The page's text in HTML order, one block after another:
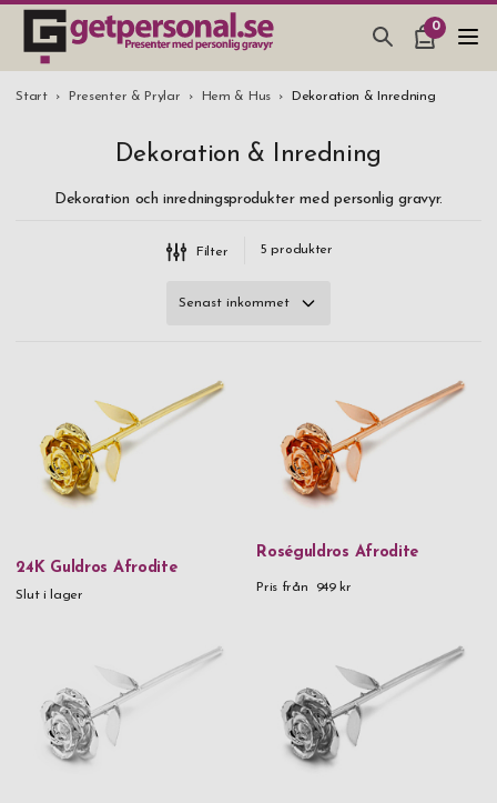
0
PRESENTER & PRYLAR
BRÖLLOPSPRESENT 2026
STUDENTPRESENT 2026
Start Presenter & Prylar Hem & Hus Dekoration & Inredning
Dekoration & Inredning
Dekoration och inredningsprodukter med personlig gravyr.
Filter 5 produkter
Varumärke
Love Rose
24K guldpläterad ros
Platinumpläterad ros
Pris
600 kr
24K Guldros Afrodite
Slut i lager
Roséguldros Afrodite
Pris från 949 kr